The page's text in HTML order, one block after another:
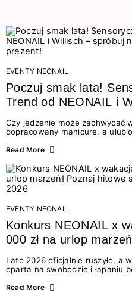
EVENTY NEONAIL
Poczuj smak lata!
Trend od NEONAIL i
nowych lodów i
Czy jedzenie może zachwycać
dopracowany manicure, a
świata beauty i
zmysłami: przez soczysty
orzeźwiający zapach i słodki
NEONAIL łączy siły z marką
na styku jedzenia i piękna....
Read More
EVENTY NEONAIL
Konkurs NEONAIL x
000 zł na urlop
Lato 2026 oficjalnie ruszyło, a
oparta na swobodzie i łapaniu
doświadczenia wakacji – od
Read More